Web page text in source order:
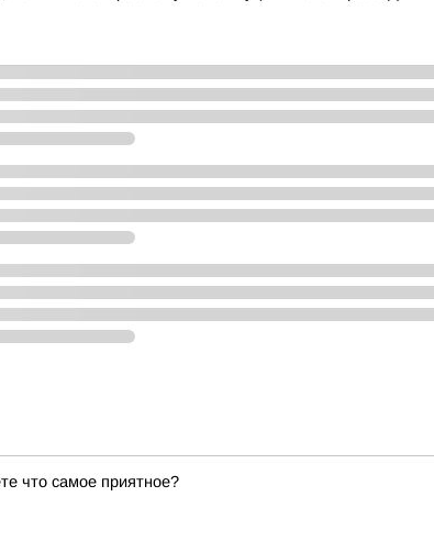
что самое приятное?